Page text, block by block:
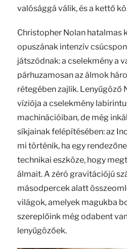
valósággá válik, és a kettő
Christopher Nolan hatalmas
opuszának intenzív
játszódnak: a cselekmény a
párhuzamosan az álmok
rétegében zajlik. Lenyűgöző
víziója a cselekmény
machinációiban, de még
síkjainak felépítésében: az
mi történik, ha egy
technikai eszköze, hogy
álmait. A zéró gravitációjú
másodpercek alatt
világok, amelyek magukba
szereplőink még odabent
lenyűgözőek.